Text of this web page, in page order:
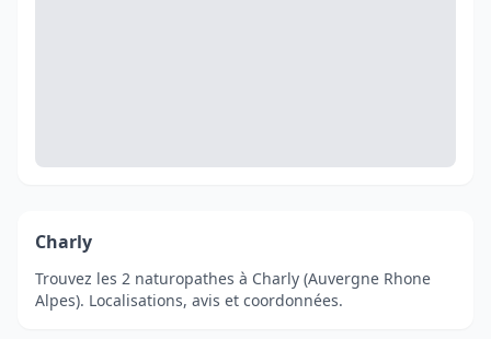
Charly
Trouvez les 2 naturopathes à Charly (Auvergne Rhone
Alpes). Localisations, avis et coordonnées.